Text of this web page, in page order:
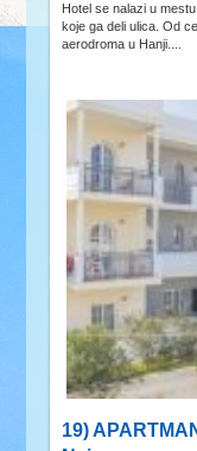
Hotel se nalazi u
koje ga deli ulica. Od
aerodroma u Hanji....
19)